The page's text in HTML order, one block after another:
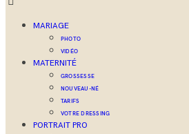
MARIAGE
PHOTO
VIDÉO
MATERNITÉ
GROSSESSE
NOUVEAU-NÉ
TARIFS
VOTRE DRESSING
PORTRAIT PRO